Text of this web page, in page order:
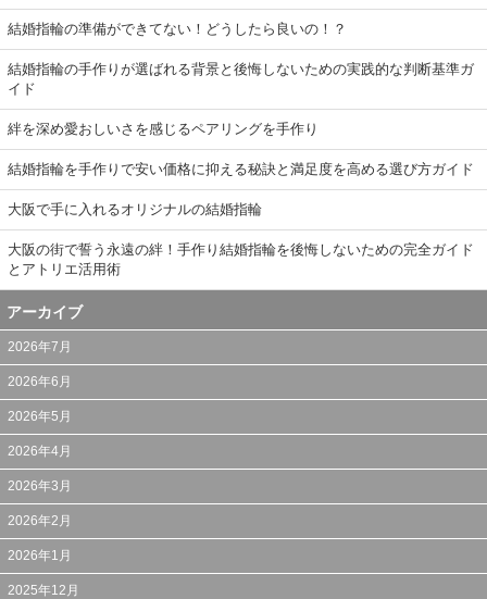
結婚指輪の準備ができてない！どうしたら良いの！？
結婚指輪の手作りが選ばれる背景と後悔しないための実践的な判断基準ガ
イド
絆を深め愛おしいさを感じるペアリングを手作り
結婚指輪を手作りで安い価格に抑える秘訣と満足度を高める選び方ガイド
大阪で手に入れるオリジナルの結婚指輪
大阪の街で誓う永遠の絆！手作り結婚指輪を後悔しないための完全ガイド
とアトリエ活用術
アーカイブ
2026年7月
2026年6月
2026年5月
2026年4月
2026年3月
2026年2月
2026年1月
2025年12月